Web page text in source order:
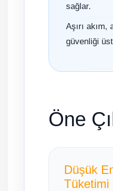
sağlar.
Aşırı
güvenliği
Öne
Düşük
Tüketimi